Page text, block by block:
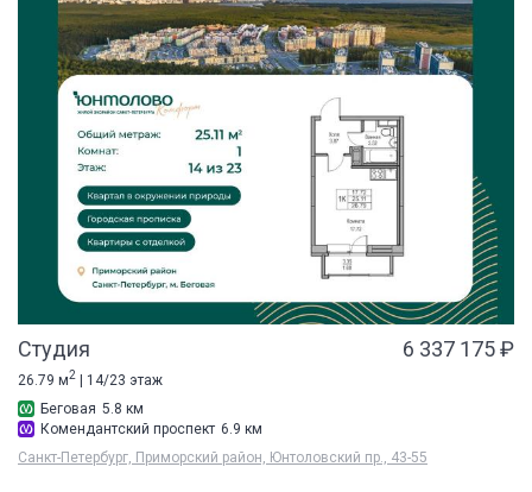
Студия 6 337 175 ₽
26.79 м2
| 14/23 этаж
Беговая 5.8 км
Комендантский проспект 6.9 км
Санкт-Петербург, Приморский район, Юнтоловский пр., 43-55